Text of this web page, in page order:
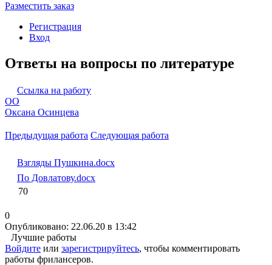
Разместить заказ
Регистрация
Вход
Ответы на вопросы по литературе
Ссылка на работу
ОО
Оксана Осинцева
Предыдущая работа Следующая работа
Взгляды Пушкина.docx
По Довлатову.docx
70
0
Опубликовано: 22.06.20 в 13:42
Лучшие работы
Войдите или зарегистрируйтесь, чтобы комментировать
работы фрилансеров.